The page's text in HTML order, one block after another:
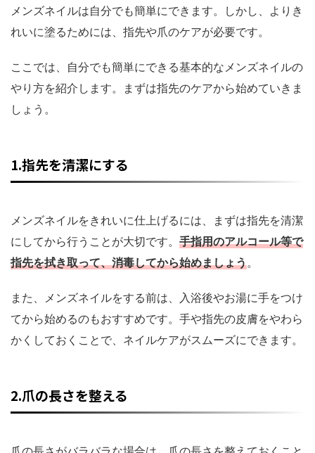
メンズネイルは自分でも簡単にできます。しかし、よりき
れいに塗るためには、指先や爪のケアが必要です。
ここでは、自分でも簡単にできる基本的なメンズネイルの
やり方を紹介します。まずは指先のケアから始めていきま
しょう。
1.指先を清潔にする
メンズネイルをきれいに仕上げるには、まずは指先を清潔
にしてから行うことが大切です。 手指用のアルコール等で
指先を拭き取って、消毒してから始めましょう。
また、メンズネイルをする前は、入浴後やお湯に手をつけ
てから始めるのもおすすめです。手や指先の皮膚をやわら
かくしておくことで、ネイルケアがスムーズにできます。
2.爪の長さを整える